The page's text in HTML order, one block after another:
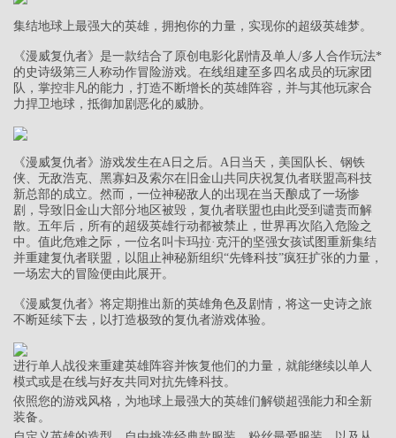
集结地球上最强大的英雄，拥抱你的力量，实现你的超级英雄梦。
《漫威复仇者》是一款结合了原创电影化剧情及单人/多人合作玩法*
的史诗级第三人称动作冒险游戏。在线组建至多四名成员的玩家团
队，掌控非凡的能力，打造不断增长的英雄阵容，并与其他玩家合
力捍卫地球，抵御加剧恶化的威胁。
《漫威复仇者》游戏发生在A日之后。A日当天，美国队长、钢铁
侠、无敌浩克、黑寡妇及索尔在旧金山共同庆祝复仇者联盟高科技
新总部的成立。然而，一位神秘敌人的出现在当天酿成了一场惨
剧，导致旧金山大部分地区被毁，复仇者联盟也由此受到谴责而解
散。五年后，所有的超级英雄行动都被禁止，世界再次陷入危险之
中。值此危难之际，一位名叫卡玛拉·克汗的坚强女孩试图重新集结
并重建复仇者联盟，以阻止神秘新组织“先锋科技”疯狂扩张的力量，
一场宏大的冒险便由此展开。
《漫威复仇者》将定期推出新的英雄角色及剧情，将这一史诗之旅
不断延续下去，以打造极致的复仇者游戏体验。
进行单人战役来重建英雄阵容并恢复他们的力量，就能继续以单人
模式或是在线与好友共同对抗先锋科技。
依照您的游戏风格，为地球上最强大的英雄们解锁超强能力和全新
装备。